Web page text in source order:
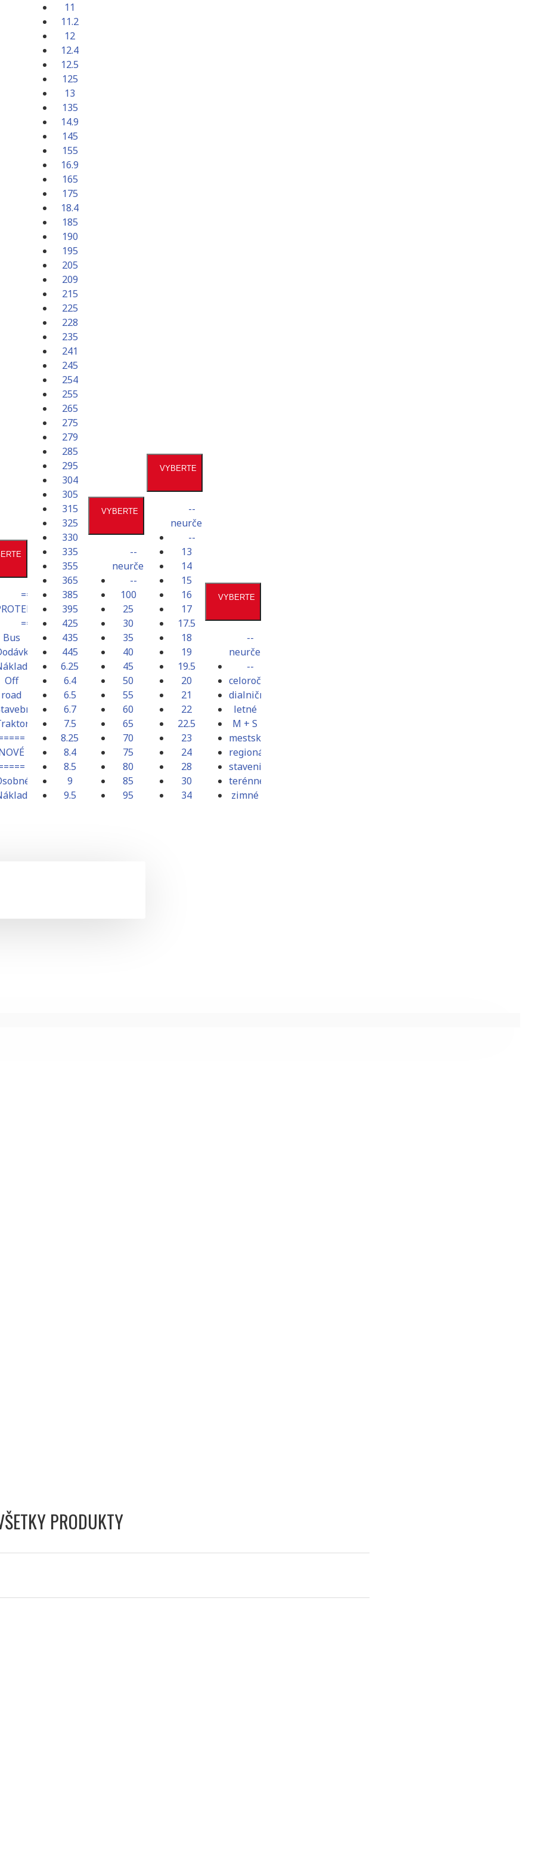
==
==
Bus
Off
road
11
11.2
12
12.4
12.5
125
13
135
14.9
145
155
16.9
165
175
18.4
185
190
195
205
209
215
225
228
235
241
245
254
255
265
275
279
285
295
304
305
315
325
330
335
355
365
385
395
425
435
445
6.25
6.4
6.5
6.7
7.5
8.25
8.4
8.5
9
9.5
VYBERTE
--
neurčené
--
100
25
30
35
40
45
50
55
60
65
70
75
80
85
95
VYBERTE
--
neurčené
--
13
14
15
16
17
17.5
18
19
19.5
20
21
22
22.5
23
24
28
30
34
VYBERTE
--
neurčené
--
celoročné
dialničné
letné
M + S
mestské
regionálne
staveniskové
terénne
zimné
PRODUKTY